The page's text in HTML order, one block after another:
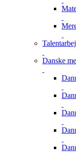
Danske